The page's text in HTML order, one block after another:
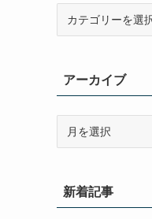
ーアーカイブ
ブ新着記事